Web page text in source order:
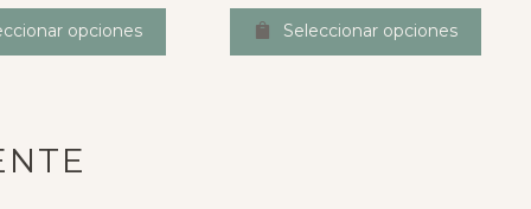
opciones Seleccionar opciones